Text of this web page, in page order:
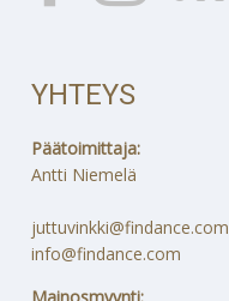
YHTEYS
Päätoimittaja:
Antti Niemelä
juttuvinkki@findance.com
info@findance.com